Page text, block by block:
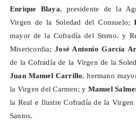
Enrique Blaya, presidente de la
Virgen de la Soledad del Consuelo;
mayor de la Cofradía del Stsmo. y
Misericordia;José Antonio García
de la Cofradía de la Virgen de la
Juan Manuel Carrillo, hermano
la Virgen del Carmen; y Manuel
la Real e Ilustre Cofradía de la
Santos.